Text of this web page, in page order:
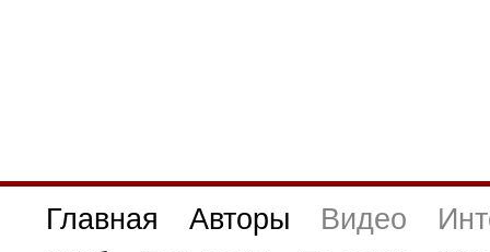
Главная Авторы Видео